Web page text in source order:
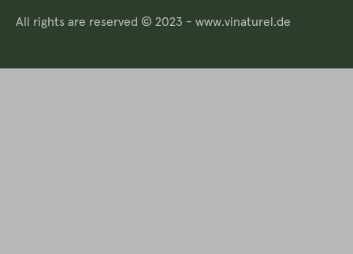
All rights are reserved © 2023 - www.vinaturel.de